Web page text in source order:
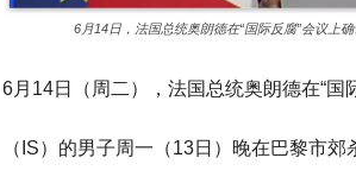
6月14日，法国总统奥朗德在“国际反腐”会议上
6月14日（周二），法国总统奥朗德在“国
（IS）的男子周一（13日）晚在巴黎市